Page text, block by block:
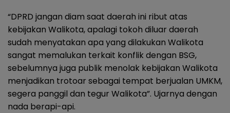
“DPRD jangan diam saat daerah ini ribut atas
kebijakan Walikota, apalagi tokoh diluar daerah
sudah menyatakan apa yang dilakukan Walikota
sangat memalukan terkait konflik dengan BSG,
sebelumnya juga publik menolak kebijakan Walikota
menjadikan trotoar sebagai tempat berjualan UMKM,
segera panggil dan tegur Walikota”. Ujarnya dengan
nada berapi-api.